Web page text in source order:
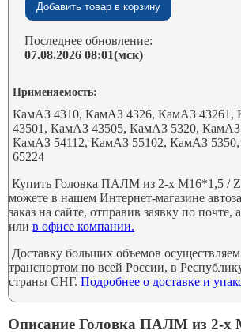
Последнее обновление:
07.08.2026 08:01(мск)
Применяемость:
КамАЗ 4310, КамАЗ 4326, КамАЗ 43261,
43501, КамАЗ 43505, КамАЗ 5320,
КамАЗ 54112, КамАЗ 55102, КамАЗ
65224
Купить Головка ПАЛМ из 2-х М16*1,5 /
можете в нашем Интернет-магазине
заказ на сайте, отправив заявку по почте,
илив офисе компании.
Доставку больших объемов
транспортом по всей России, в
страны СНГ.Подробнее о доставке и
Описание Головка ПАЛМ из 2-х